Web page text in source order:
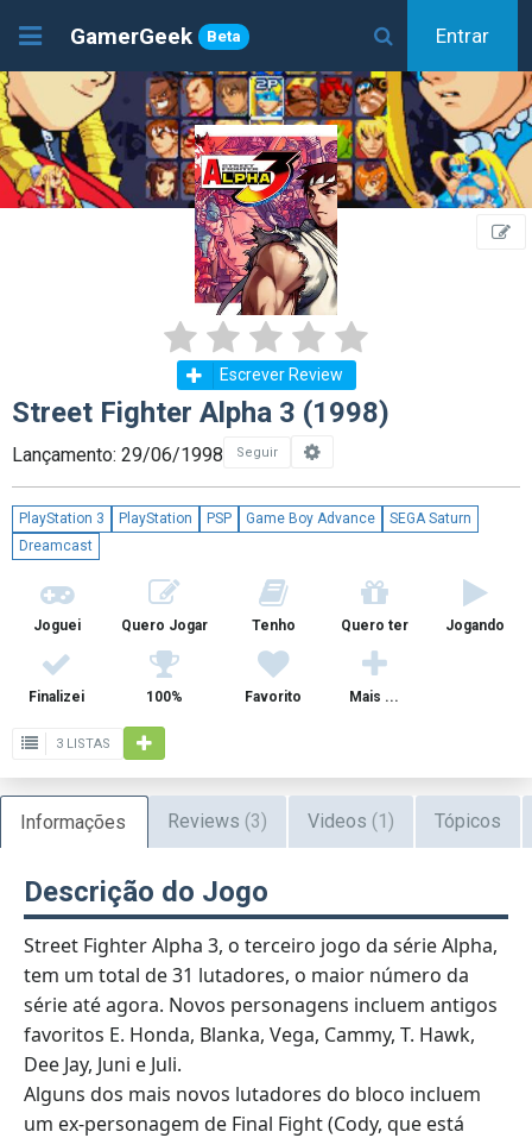
GamerGeek Beta Entrar
Escrever Review
Street Fighter Alpha 3 (1998)
Lançamento: 29/06/1998 Seguir
PlayStation 3 PlayStation PSP Game Boy Advance
SEGA Saturn
Dreamcast
Joguei Quero Jogar Tenho Quero ter Jogando
Finalizei 100% Favorito Mais ...
3 LISTAS
Informações Reviews (3) Videos (1) Tópicos
Descrição do Jogo
Street Fighter Alpha 3, o terceiro jogo da série Alpha,
tem um total de 31 lutadores, o maior número da
série até agora. Novos personagens incluem antigos
favoritos E. Honda, Blanka, Vega, Cammy, T. Hawk,
Dee Jay, Juni e Juli.
Alguns dos mais novos lutadores do bloco incluem
um ex-personagem de Final Fight (Cody, que está